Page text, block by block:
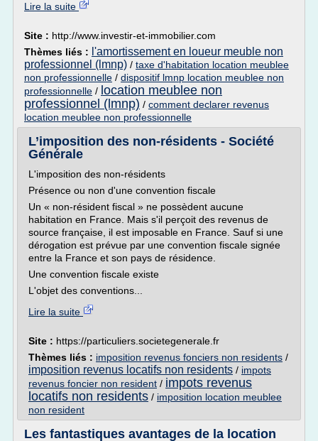
Lire la suite
Site : http://www.investir-et-immobilier.com
Thèmes liés : l'amortissement en loueur meuble non
professionnel (lmnp) / taxe d'habitation location meublee
non professionnelle / dispositif lmnp location meublee non
professionnelle / location meublee non
professionnel (lmnp) / comment declarer revenus
location meublee non professionnelle
L’imposition des non-résidents - Société
Générale
L'imposition des non-résidents
Présence ou non d'une convention fiscale
Un « non-résident fiscal » ne possèdent aucune
habitation en France. Mais s'il perçoit des revenus de
source française, il est imposable en France. Sauf si une
dérogation est prévue par une convention fiscale signée
entre la France et son pays de résidence.
Une convention fiscale existe
L'objet des conventions...
Lire la suite
Site : https://particuliers.societegenerale.fr
Thèmes liés : imposition revenus fonciers non residents /
imposition revenus locatifs non residents / impots
revenus foncier non resident / impots revenus
locatifs non residents / imposition location meublee
non resident
Les fantastiques avantages de la location